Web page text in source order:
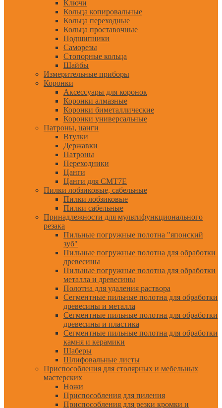
Ключи
Кольца копировальные
Кольца переходные
Кольца проставочные
Подшипники
Саморезы
Стопорные кольца
Шайбы
Измерительные приборы
Коронки
Аксессуары для коронок
Коронки алмазные
Коронки биметаллические
Коронки универсальные
Патроны, цанги
Втулки
Державки
Патроны
Переходники
Цанги
Цанги для CMT7E
Пилки лобзиковые, сабельные
Пилки лобзиковые
Пилки сабельные
Принадлежности для мультифункционального
резака
Пильные погружные полотна "японский
зуб"
Пильные погружные полотна для обработки
древесины
Пильные погружные полотна для обработки
металла и древесины
Полотна для удаления раствора
Сегментные пильные полотна для обработки
древесины и металла
Сегментные пильные полотна для обработки
древесины и пластика
Сегментные пильные полотна для обработки
камня и керамики
Шаберы
Шлифовальные листы
Приспособления для столярных и мебельных
мастерских
Ножи
Приспособления для пиления
Приспособления для резки кромки и